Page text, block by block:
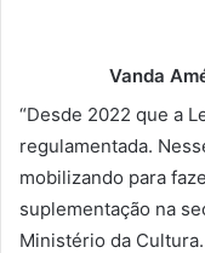
Vanda
“Desde 2022 que a
regulamentada.
mobilizando para
suplementação na
Ministério da